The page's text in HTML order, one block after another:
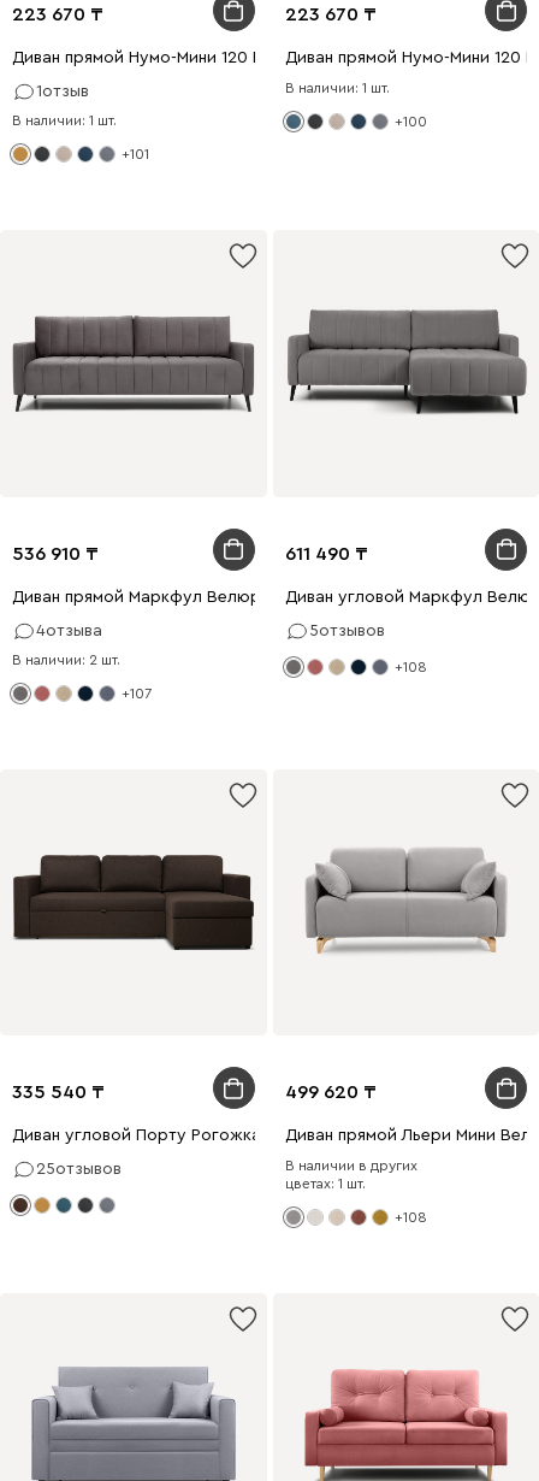
223 670
Диван прямой Нумо-Мини 120 Рогожка Желтый
1отзыв
В наличии: 1 шт.
+101
223 670
Диван прямой Нумо-Мини 120
В наличии: 1 шт.
+100
536 910
Диван прямой Маркфул Велюр Серый
4отзыва
В наличии: 2 шт.
+107
611 490
Диван угловой Маркфул
5отзывов
+108
335 540
Диван угловой Порту Рогожка Коричневый
25отзывов
499 620
Диван прямой Льери Мини
В наличии в других
цветах: 1 шт.
+108